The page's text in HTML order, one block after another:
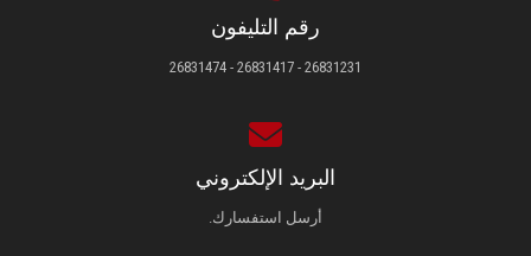
رقم التليفون
26831231 - 26831417 - 26831474
البريد الإلكتروني
أرسل استفسارك.